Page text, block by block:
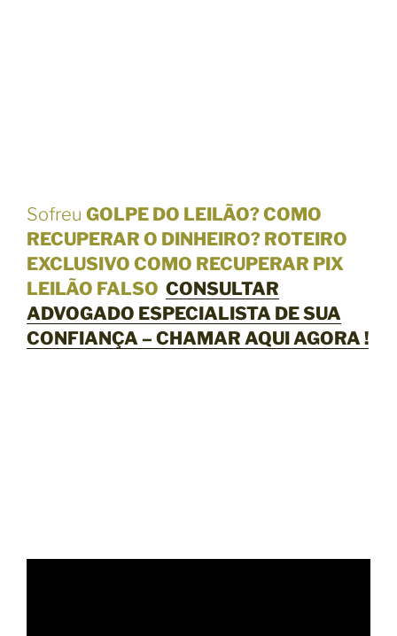
Sofreu GOLPE DO LEILÃO? COMO
RECUPERAR O DINHEIRO? ROTEIRO
EXCLUSIVO COMO RECUPERAR PIX
LEILÃO FALSO CONSULTAR
ADVOGADO ESPECIALISTA DE SUA
CONFIANÇA – CHAMAR AQUI AGORA !